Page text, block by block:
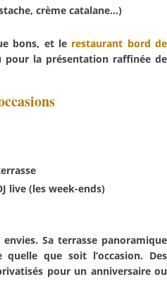
crème catalane…)
bons, et le restaurant bord de
pour la présentation raffinée de
live (les week-ends)
Sa terrasse panoramique
que soit l’occasion. Des
pour un anniversaire ou